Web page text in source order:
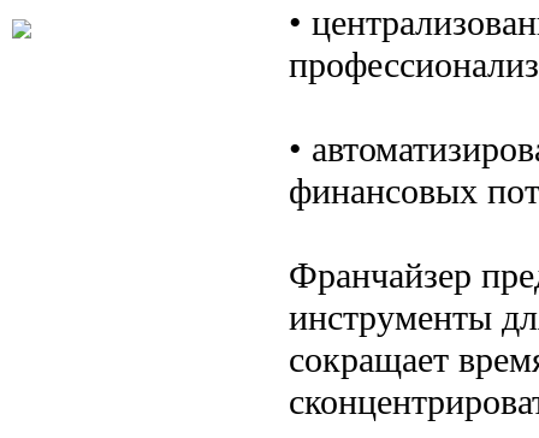
•
•
финансовых
Франчайзер
инструменты
сокращает